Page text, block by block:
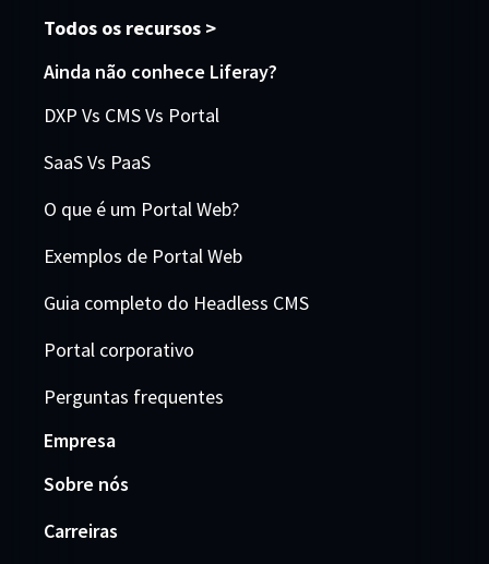
Todos os recursos >
Ainda não conhece Liferay?
DXP Vs CMS Vs Portal
SaaS Vs PaaS
O que é um Portal Web?
Exemplos de Portal Web
Guia completo do Headless CMS
Portal corporativo
Perguntas frequentes
Empresa
Sobre nós
Carreiras